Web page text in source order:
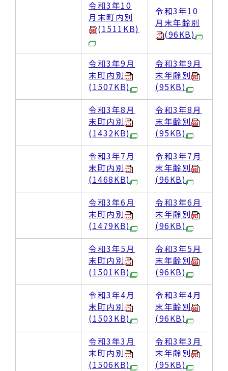
令和3年10
月末町内別
(1511KB)
令和3年10
月末年齢別
(96KB)
令和3年9月
末町内別
(1507KB)
令和3年9月
末年齢別
(95KB)
令和3年8月
末町内別
(1432KB)
令和3年8月
末年齢別
(95KB)
令和3年7月
末町内別
(1468KB)
令和3年7月
末年齢別
(96KB)
令和3年6月
末町内別
(1479KB)
令和3年6月
末年齢別
(96KB)
令和3年5月
末町内別
(1501KB)
令和3年5月
末年齢別
(96KB)
令和3年4月
末町内別
(1503KB)
令和3年4月
末年齢別
(96KB)
令和3年3月
末町内別
(1506KB)
令和3年3月
末年齢別
(95KB)